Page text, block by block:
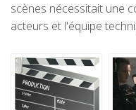
scènes nécessitait une
acteurs et l'équipe